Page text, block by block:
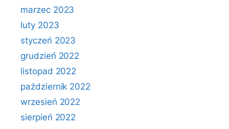
marzec 2023
luty 2023
styczeń 2023
grudzień 2022
listopad 2022
październik 2022
wrzesień 2022
sierpień 2022